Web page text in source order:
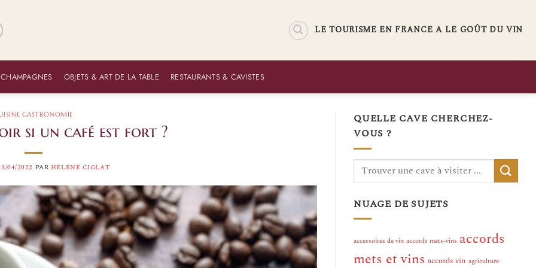
LE TOURISME EN FRANCE A LE GOÛT DU VIN
OBJETS & ART DE LA TABLE RESTAURANTS & CAVISTES
GASTRONOMIE
si un café est fort ?
04/2022 PAR HELENE CIGLAT
QUELLE CAVE CHERCHEZ-
VOUS ?
NUAGE DE SUJETS
accessoires de vin accords mets-vins accords
mets et vins accords vin agriculture